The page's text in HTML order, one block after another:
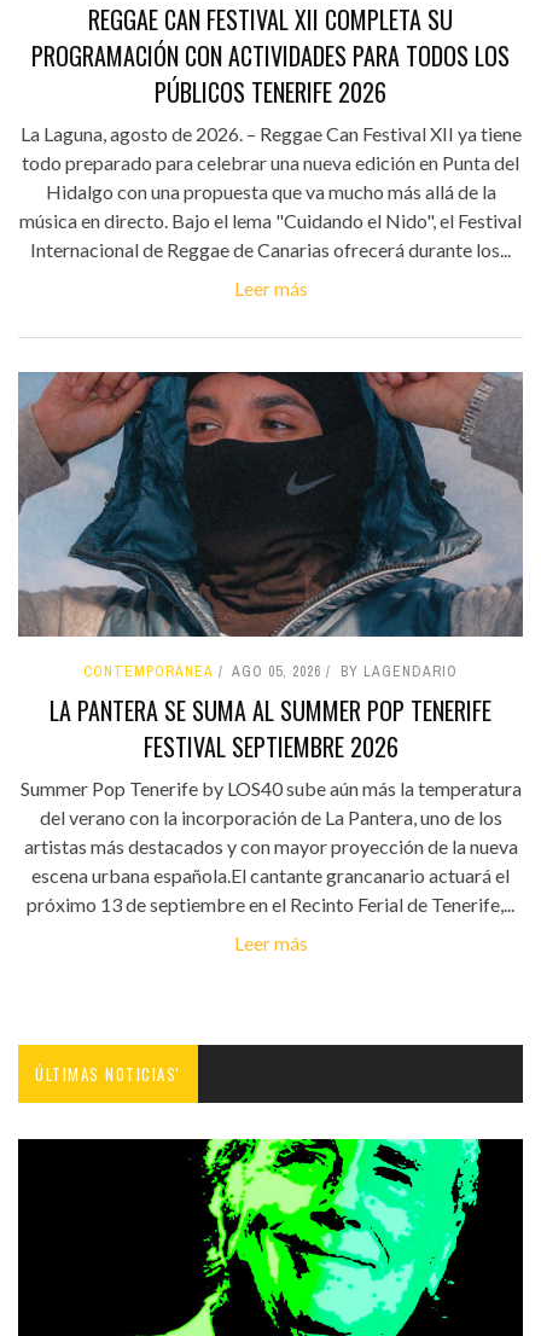
REGGAE CAN FESTIVAL XII COMPLETA SU
PROGRAMACIÓN CON ACTIVIDADES PARA TODOS LOS
PÚBLICOS TENERIFE 2026
La Laguna, agosto de 2026. – Reggae Can Festival XII ya tiene
todo preparado para celebrar una nueva edición en Punta del
Hidalgo con una propuesta que va mucho más allá de la
música en directo. Bajo el lema "Cuidando el Nido", el Festival
Internacional de Reggae de Canarias ofrecerá durante los...
Leer más
CONTEMPORÁNEA AGO 05, 2026 BY LAGENDARIO
LA PANTERA SE SUMA AL SUMMER POP TENERIFE
FESTIVAL SEPTIEMBRE 2026
Summer Pop Tenerife by LOS40 sube aún más la temperatura
del verano con la incorporación de La Pantera, uno de los
artistas más destacados y con mayor proyección de la nueva
escena urbana española.El cantante grancanario actuará el
próximo 13 de septiembre en el Recinto Ferial de Tenerife,...
Leer más
ÚLTIMAS NOTICIAS'